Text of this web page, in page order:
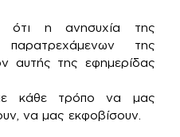
ότι η ανησυχία της
της
αυτής της εφημερίδας
κάθε τρόπο να μας
να μας εκφοβίσουν.